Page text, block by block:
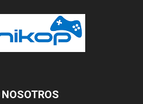
NOSOTROS